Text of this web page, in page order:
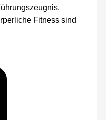
Fitness sind